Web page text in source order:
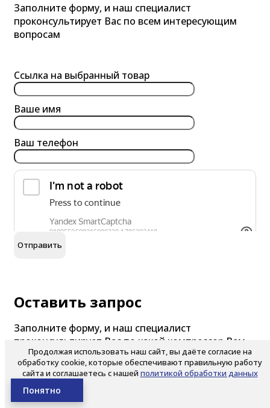
Арзамас
Армавир
Ачинск
Бердск
Березники
Брянск
Волгодонск
Воскресенск
Воткинск
Выкса
Грозный
Д
Ж
Железногорск
Железнодорожный
З
Златоуст
И
Иваново
Заполните форму, и наш специалист
проконсультирует Вас по всем интересующим
вопросам
Ссылка на выбранный товар
Ваше имя
Ваш телефон
Я согласен наобработку персональных данных
Оставить запрос
Заполните форму, и наш специалист
проконсультирует Вас по какой компрессор Вам
нужен?
Ваше имя
Продолжая использовать наш сайт, вы даёте согласие на
обработку cookie, которые обеспечивают правильную работу
сайта и соглашаетесь с нашей политикой обработки данных
Понятно